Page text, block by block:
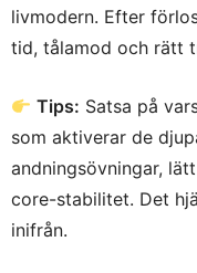
livmodern. Efter
tid, tålamod och rätt
Tips: Satsa på
som aktiverar de
andningsövningar,
core-stabilitet. Det
inifrån.